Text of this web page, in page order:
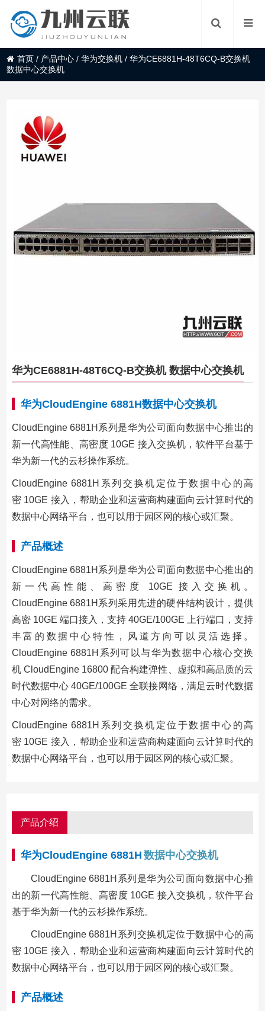
首页 / 产品中心 /华为交换机 /华为CE6881H-48T6CQ-B交换机
数据中心交换机
华为CE6881H-48T6CQ-B交换机 数据中心交换机
华为CloudEngine 6881H数据中心交换机
CloudEngine 6881H系列是华为公司面向数据中心推出的
新一代高性能、高密度 10GE 接入交换机，软件平台基于
华为新一代的云杉操作系统。
CloudEngine 6881H系列交换机定位于数据中心的高
密 10GE 接入，帮助企业和运营商构建面向云计算时代的
数据中心网络平台，也可以用于园区网的核心或汇聚。
产品概述
CloudEngine 6881H系列是华为公司面向数据中心推出的
新一代高性能、高密度 10GE 接入交换机。
CloudEngine 6881H系列采用先进的硬件结构设计，提供
高密 10GE 端口接入，支持 40GE/100GE 上行端口，支持
丰富的数据中心特性，风道方向可以灵活选择。
CloudEngine 6881H系列可以与华为数据中心核心交换
机 CloudEngine 16800 配合构建弹性、虚拟和高品质的云
时代数据中心 40GE/100GE 全联接网络，满足云时代数据
中心对网络的需求。
CloudEngine 6881H系列交换机定位于数据中心的高
密 10GE 接入，帮助企业和运营商构建面向云计算时代的
数据中心网络平台，也可以用于园区网的核心或汇聚。
产品介绍
华为CloudEngine 6881H 数据中心交换机
CloudEngine 6881H系列是华为公司面向数据中心推
出的新一代高性能、高密度 10GE 接入交换机，软件平台
基于华为新一代的云杉操作系统。
CloudEngine 6881H系列交换机定位于数据中心的高
密 10GE 接入，帮助企业和运营商构建面向云计算时代的
数据中心网络平台，也可以用于园区网的核心或汇聚。
产品概述